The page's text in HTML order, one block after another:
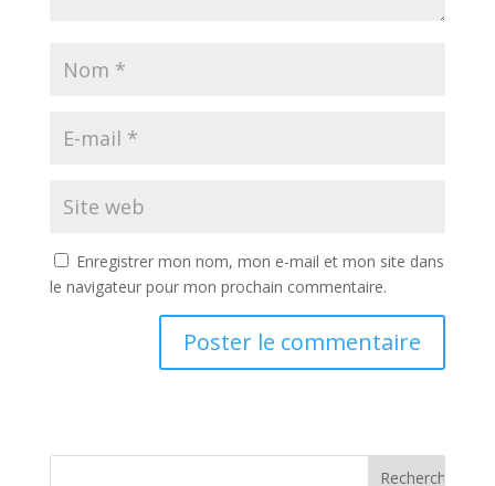
Enregistrer mon nom, mon e-mail et mon site dans
le navigateur pour mon prochain commentaire.